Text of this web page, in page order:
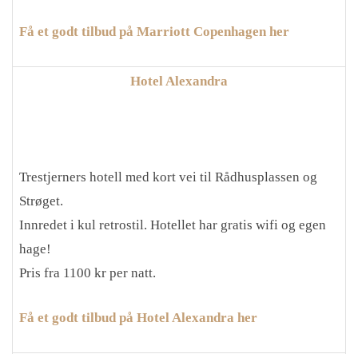
Få et godt tilbud på Marriott Copenhagen her
Hotel Alexandra
Trestjerners hotell med kort vei til Rådhusplassen og
Strøget.
Innredet i kul retrostil. Hotellet har gratis wifi og egen
hage!
Pris fra 1100 kr per natt.
Få et godt tilbud på Hotel Alexandra her